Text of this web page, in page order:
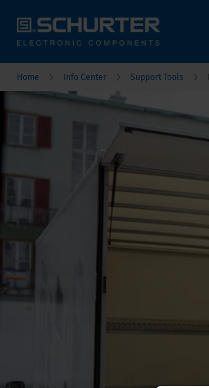
Home Info Center Support Tools